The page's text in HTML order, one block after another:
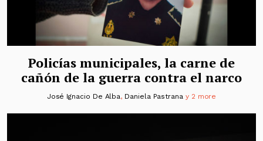
Policías municipales, la carne de
cañón de la guerra contra el narco
José Ignacio De Alba, Daniela Pastranay 2 more